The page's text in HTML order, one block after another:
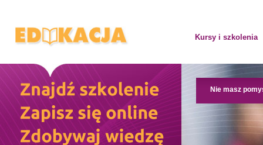
Kursy i szkolenia
Nie masz